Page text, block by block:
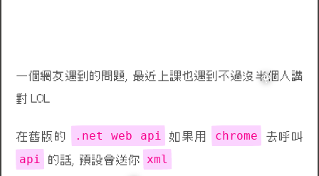
一個網友遇到的問題, 最近上課也遇到不過沒半個人講
對 LOL
在舊版的 .net web api 如果用 chrome 去呼叫
api 的話, 預設會送你 xml